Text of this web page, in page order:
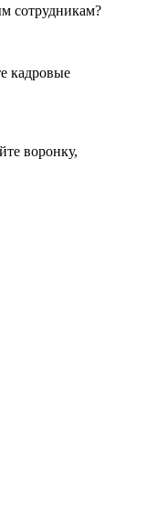
сотрудникам?
кадровые
воронку,